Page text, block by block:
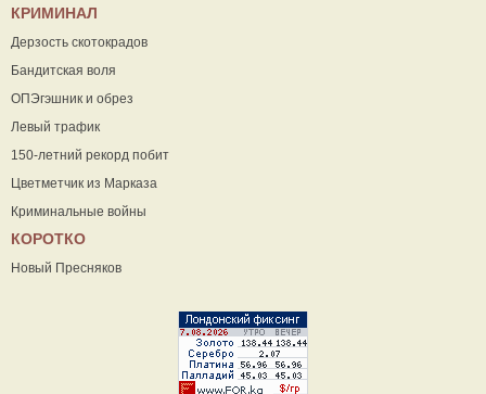
КРИМИНАЛ
Дерзость скотокрадов
Бандитская воля
ОПЭгэшник и обрез
Левый трафик
150-летний рекорд побит
Цветметчик из Марказа
Криминальные войны
КОРОТКО
Новый Пресняков